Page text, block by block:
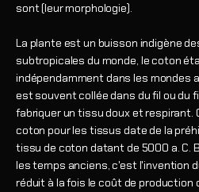
sont (leur morphologie).
La plante est un buisson indigène
subtropicales du monde, le coton
indépendamment dans les mondes
est souvent collée dans du fil ou du
fabriquer un tissu doux et respirant.
coton pour les tissus date de la
tissu de coton datant de 5000 a. C.
les temps anciens, c'est l'invention
réduit à la fois le coût de production